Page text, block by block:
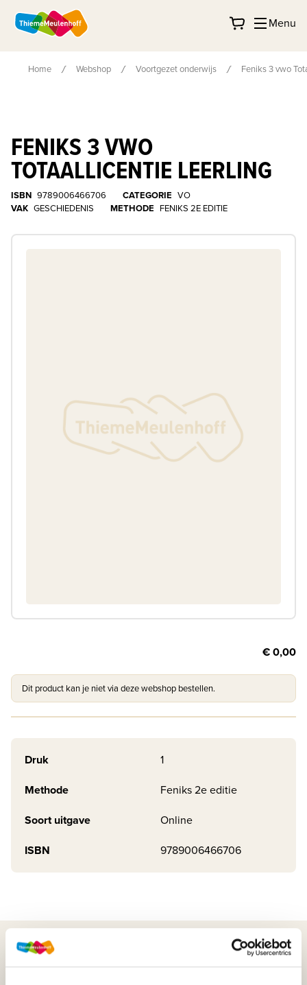
Menu
Home Webshop Voortgezet onderwijs Feniks 3 vwo
FENIKS 3 VWO
TOTAALLICENTIE LEERLING
ISBN 9789006466706 CATEGORIE VO
VAK GESCHIEDENIS METHODE FENIKS 2E EDITIE
€ 0,00
Dit product kan je niet via deze webshop bestellen.
Druk
1
Methode
Feniks 2e editie
Soort uitgave
Online
ISBN
9789006466706
WIJ STAAN VOOR JE KLAAR!